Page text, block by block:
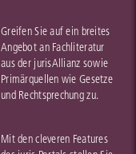
Greifen Sie auf ein breites
Angebot an Fachliteratur
aus der jurisAllianz sowie
Primärquellen wie Gesetze
und Rechtsprechung zu.
Mit den cleveren Features